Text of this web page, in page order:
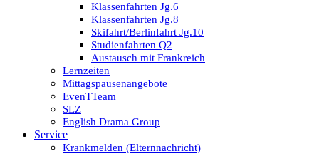
Klassenfahrten Jg.6
Klassenfahrten Jg.8
Skifahrt/Berlinfahrt Jg.10
Studienfahrten Q2
Austausch mit Frankreich
Lernzeiten
Mittagspausenangebote
EvenTTeam
SLZ
English Drama Group
Service
Krankmelden (Elternnachricht)